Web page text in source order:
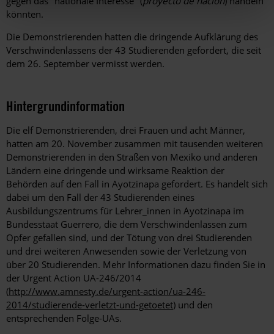
könnten.
Die Demonstrierenden hatten die dringende Aufklärung des
Verschwindenlassens der 43 Studierenden gefordert, die seit
dem 26. September vermisst werden.
Hintergrundinformation
Hintergrund
Die elf Demonstrierenden, drei Frauen und acht Männer,
hatten am 20. November zusammen mit tausenden weiteren
Demonstrierenden in den Straßen von Mexiko und anderen
Ländern eine dringende und wirksame Reaktion der
Behörden auf den Fall in Ayotzinapa gefordert. Es handelt sich
dabei um den Fall der 43 Studierenden eines
Ausbildungszentrums für Lehrer_innen in Ayotzinapa im
Bundesstaat Guerrero, die dem Verschwindenlassen zum
Opfer gefallen sind, und der Tötung von drei Studierenden
und drei weiteren Anwesenden sowie der Verletzung von
über 20 Studierenden. Mehr Informationen dazu finden Sie in
der Urgent Action UA-246/2014
(http://www.amnesty.de/urgent-action/ua-246-
2014/studierende-verletzt-und-getoetet) und den
entsprechenden Folge-UAs.